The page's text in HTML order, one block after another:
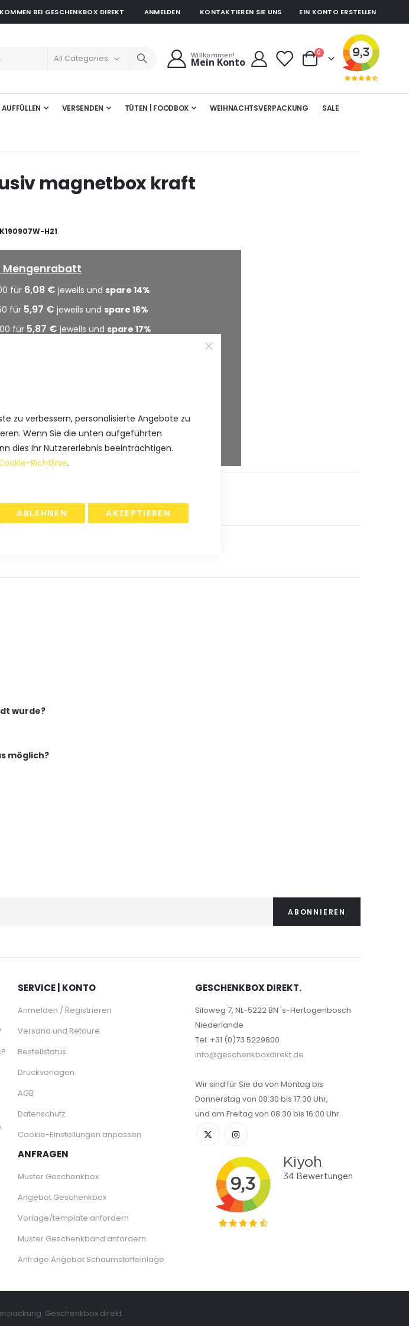
zu verbessern, personalisierte Angebote zu
Wenn Sie die unten aufgeführten
dies Ihr Nutzererlebnis beeinträchtigen.
Richtlinie.
AKZEPTIEREN
ABLEHNEN
BEI GESCHENKBOX DIREKT ANMELDEN KONTAKTIEREN SIE UNS EIN KONTO ERSTELLEN
Willkommen!
Mein Konto Cart
0Artikel
VERSENDEN TÜTEN | FOODBOX WEIHNACHTSVERPACKUNG SALE
magnetbox kraft
H21
Mengenrabatt
für 6,08 € jeweils und spare 14%
für 5,97 € jeweils und spare 16%
für 5,87 € jeweils und spare 17%
für
jeweils und
%
für5,37 € jeweils undspare24%
wurde?
möglich?
ABONNIEREN
SERVICE | KONTO
Anmelden / Registrieren
Versand und Retoure
Bestellstatus
Druckvorlagen
AGB
Datenschutz
Cookie-Einstellungen anpassen
ANFRAGEN
Muster Geschenkbox
Angebot Geschenkbox
Vorlage/template anfordern
Muster Geschenkband anfordern
Anfrage Angebot Schaumstoffeinlage
GESCHENKBOX DIREKT.
Siloweg 7, NL-5222 BN 's-Hertogenbosch
Niederlande
Tel: +31 (0)73 5229800.
info@geschenkboxdirekt.de
Wir sind für Sie da von Montag bis
Donnerstag von 08:30 bis 17:30 Uhr,
und am Freitag von 08:30 bis 16:00 Uhr.
Geschenkbox direkt.